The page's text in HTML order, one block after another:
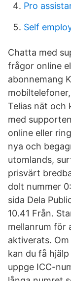
Pro
Self
Chatta med
frågor online
abonnemang
Telias nät och
med
online eller
nya och
utomlands,
prisvärt
dolt nummer
sida Dela
10.41 Från.
mellanrum för
aktiverats.
kan du få
uppge ICC-